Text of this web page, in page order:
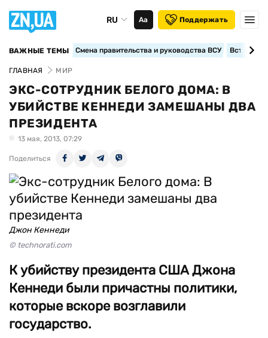
RU Аа Поддержать
ВАЖНЫЕ ТЕМЫ Смена правительства и руководства ВСУ
ГЛАВНАЯ МИР
ЭКС-СОТРУДНИК БЕЛОГО ДОМА: В
УБИЙСТВЕ КЕННЕДИ ЗАМЕШАНЫ ДВА
ПРЕЗИДЕНТА
13 мая, 2013, 07:29
Поделиться
Джон Кеннеди
© technorati.com
К убийству президента США Джона
Кеннеди были причастны политики,
которые вскоре возглавили
государство.